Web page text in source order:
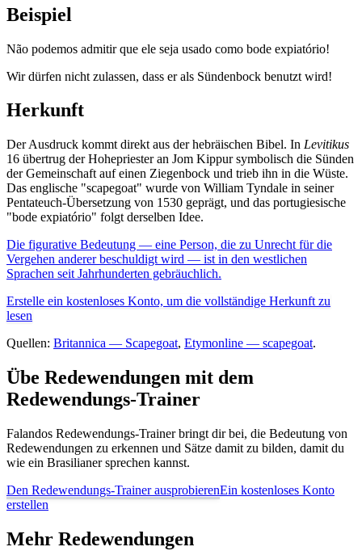
Beispiel
Não podemos admitir que ele seja usado como bode expiatório!
Wir dürfen nicht zulassen, dass er als Sündenbock benutzt wird!
Herkunft
Der Ausdruck kommt direkt aus der hebräischen Bibel. In Levitikus
16 übertrug der Hohepriester an Jom Kippur symbolisch die Sünden
der Gemeinschaft auf einen Ziegenbock und trieb ihn in die Wüste.
Das englische "scapegoat" wurde von William Tyndale in seiner
Pentateuch-Übersetzung von 1530 geprägt, und das portugiesische
"bode expiatório" folgt derselben Idee.
Die figurative Bedeutung — eine Person, die zu Unrecht für die
Vergehen anderer beschuldigt wird — ist in den westlichen
Sprachen seit Jahrhunderten gebräuchlich.
Erstelle ein kostenloses Konto, um die vollständige Herkunft zu
lesen
Quellen: Britannica — Scapegoat, Etymonline — scapegoat.
Übe Redewendungen mit dem
Redewendungs-Trainer
Falandos Redewendungs-Trainer bringt dir bei, die Bedeutung von
Redewendungen zu erkennen und Sätze damit zu bilden, damit du
wie ein Brasilianer sprechen kannst.
Den Redewendungs-Trainer ausprobierenEin kostenloses Konto
erstellen
Mehr Redewendungen